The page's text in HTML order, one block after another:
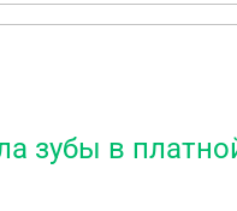
зубы в